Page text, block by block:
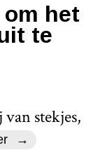
het
te
stekjes,